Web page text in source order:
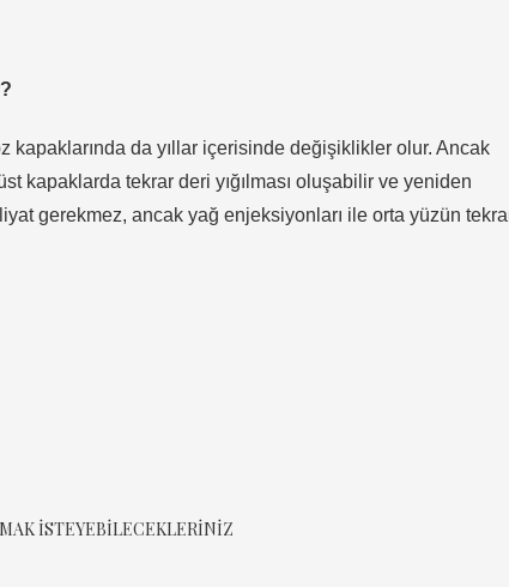
da yıllar içerisinde değişiklikler olur. Ancak
kapaklarda tekrar deri yığılması oluşabilir ve yeniden
gerekmez, ancak yağ enjeksiyonları ile orta yüzün
ISTEYEBILECEKLERINIZ